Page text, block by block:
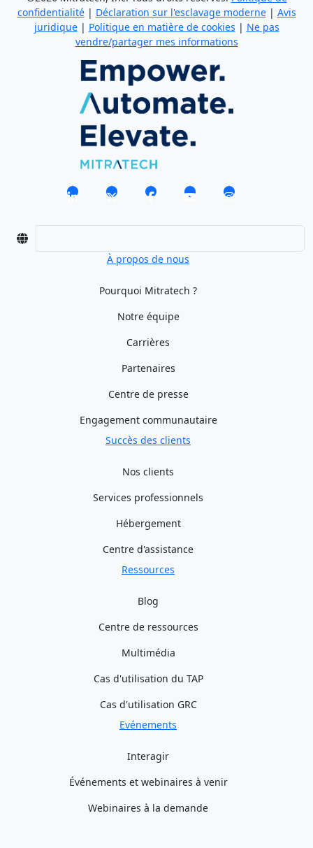
confidentialité| Déclaration sur l'esclavage moderne| Avis
juridique| Politique en matière de cookies | Ne pas
vendre/partager mes informations
À propos de nous
Pourquoi Mitratech ?
Notre équipe
Carrières
Partenaires
Centre de presse
Engagement communautaire
Succès des clients
Nos clients
Services professionnels
Hébergement
Centre d'assistance
Ressources
Blog
Centre de ressources
Multimédia
Cas d'utilisation du TAP
Cas d'utilisation GRC
Evénements
Interagir
Événements et webinaires à venir
Webinaires à la demande